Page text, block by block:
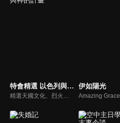
特會精選 以色列與神的計畫
精選天國文化、烈火特會、超自然大能與使徒性教會等特會，幫助我們更加明白神的心意，好讓我們的生命能走在神的道路上進入命定。
伊如陽光
Amazing Grace